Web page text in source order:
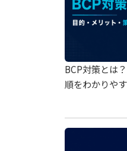
BCP対策とは
順をわかりや